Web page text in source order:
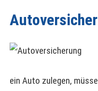
ein Auto zulegen,